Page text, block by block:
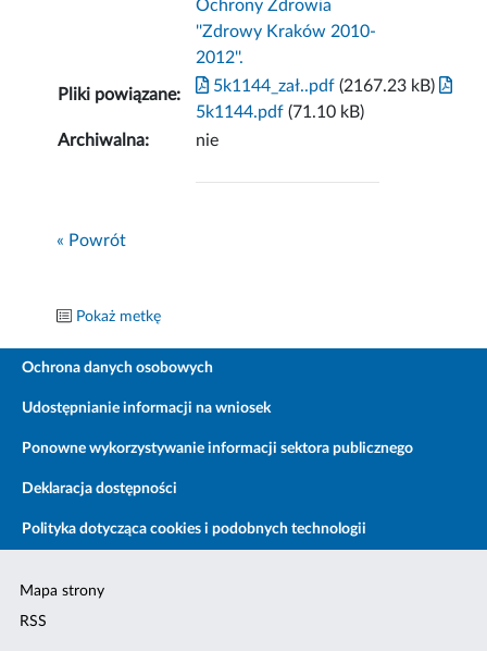
Ochrony Zdrowia
''Zdrowy Kraków 2010-
2012''.
Pliki powiązane: 5k1144_zał..pdf (2167.23 kB)
5k1144.pdf (71.10 kB)
Archiwalna:
nie
« Powrót
Pokaż metkę
Ochrona danych osobowych
Udostępnianie informacji na wniosek
Ponowne wykorzystywanie informacji sektora publicznego
Deklaracja dostępności
Polityka dotycząca cookies i podobnych technologii
Mapa strony
RSS